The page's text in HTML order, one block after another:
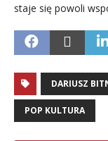
staje się powoli
DARIUSZ
POP KULTURA